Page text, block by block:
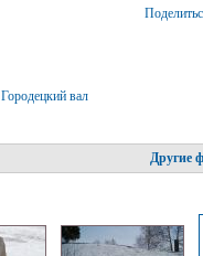
Городецкий вал
Другие